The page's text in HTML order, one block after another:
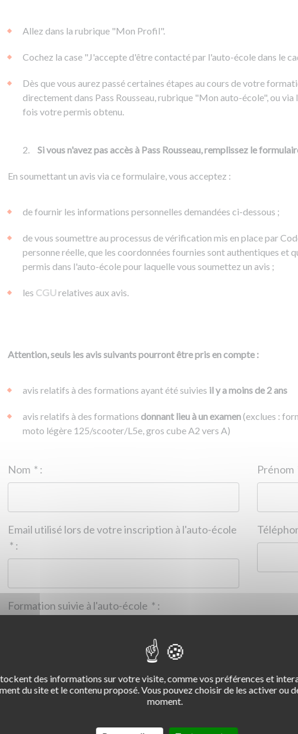
Allez dans la rubrique "Mon Profil".
Cochez la case "J'accepte d'être contacté par l'auto-école dans le
Dès que vous aurez passé certaines étapes au cours de votre
directement dans Pass Rousseau, rubrique "Mon auto-école", ou
fois votre permis obtenu.
Si vous n'avez pas accès à Pass Rousseau, remplissez le
En soumettant un avis via ce formulaire, vous acceptez :
de fournir les informations personnelles demandées ci-dessous ;
de vous soumettre au processus de vérification mis en place par
personne réelle, que les coordonnées fournies sont authentiques et
permis dans l'auto-école pour laquelle vous soumettez un avis ;
les CGUrelatives aux avis.
Attention, seuls les avis suivants pourront être pris en compte :
avis relatifs à des formations ayant été suivies il y a moins de 2 ans
avis relatifs à des formations donnant lieu à un examen(exclues :
moto légère 125/scooter/L5e, gros cube A2 vers A)
* :
Email utilisé lors de votre inscription à l'auto-école
* :
* :
1
2 3 4
des informations sur votre visite, comme vos préférences et
du site et le contenu proposé. Vous pouvez choisir de les activer ou
moment.